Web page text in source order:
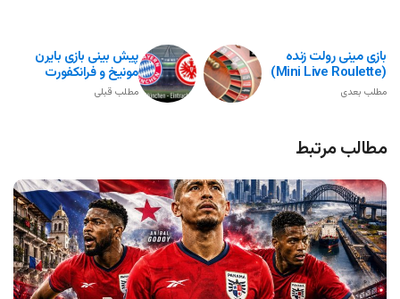
پیش بینی بازی بایرن
مونیخ و فرانکفورت
مطلب قبلی
بازی مینی رولت زنده
(Mini Live Roulette)
مطلب بعدی
مطالب مرتبط